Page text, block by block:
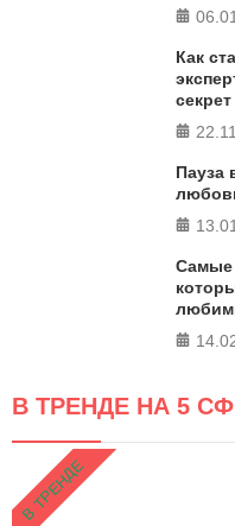
Как
Пауза
Самые
В ТРЕНДЕ НА 5
В ТРЕНДЕ